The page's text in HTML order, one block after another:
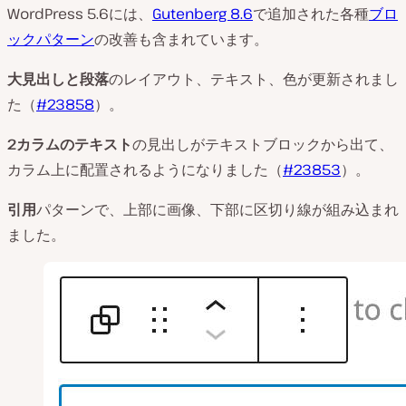
WordPress 5.6には、 Gutenberg 8.6で追加された各種ブロ
ックパターンの改善も含まれています。
大見出しと段落のレイアウト、テキスト、色が更新されまし
た（#23858）。
2カラムのテキストの見出しがテキストブロックから出て、
カラム上に配置されるようになりました（#23853）。
引用パターンで、上部に画像、下部に区切り線が組み込まれ
ました。